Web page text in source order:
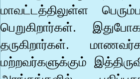
மாவட்டத்திலுள்ள
பெறுகிறார்கள்.
தருகிறார்கள்.
மற்றவர்களுக்கும்